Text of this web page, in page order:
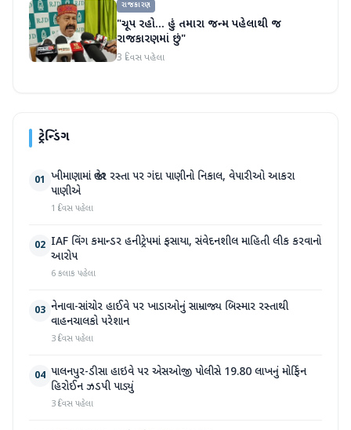
રાજકારણ
"ચૂપ રહો... હું તમારા જન્મ પહેલાથી જ
રાજકારણમાં છું"
3 દિવસ પહેલા
ટ્રેન્ડિંગ
01 ખીમાણામાં જાહેર રસ્તા પર ગંદા પાણીનો નિકાલ, વેપારીઓ આકરા
પાણીએ
1 દિવસ પહેલા
02 IAF વિંગ કમાન્ડર હનીટ્રેપમાં ફસાયા, સંવેદનશીલ માહિતી લીક કરવાનો
આરોપ
6 કલાક પહેલા
03 નેનાવા-સાંચોર હાઈવે પર ખાડાઓનું સામ્રાજ્ય બિસ્માર રસ્તાથી
વાહનચાલકો પરેશાન
3 દિવસ પહેલા
04 પાલનપુર-ડીસા હાઇવે પર એસઓજી પોલીસે 19.80 લાખનું મોર્ફિન
હિરોઈન ઝડપી પાડ્યું
3 દિવસ પહેલા